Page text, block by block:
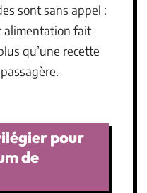
sont sans appel :
alimentation fait
qu’une recette
pour
de